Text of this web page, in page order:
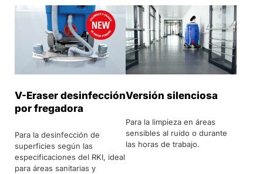
V-Eraser desinfección
por fregadora
Para la desinfección de
superficies según las
especificaciones del RKI, ideal
para áreas sanitarias y
Versión silenciosa
Para la limpieza en áreas
sensibles al ruido o durante
las horas de trabajo.